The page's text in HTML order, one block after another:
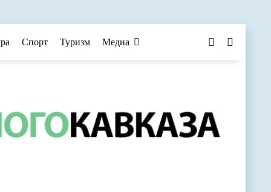
Спорт Туризм Медиа